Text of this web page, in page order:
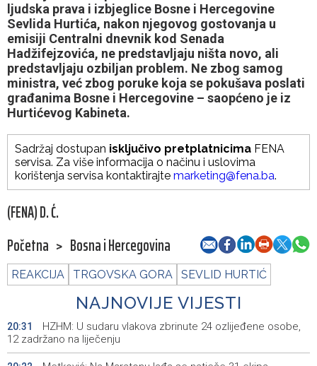
ljudska prava i izbjeglice Bosne i Hercegovine
Sevlida Hurtića, nakon njegovog gostovanja u
emisiji Centralni dnevnik kod Senada
Hadžifejzovića, ne predstavljaju ništa novo, ali
predstavljaju ozbiljan problem. Ne zbog samog
ministra, već zbog poruke koja se pokušava poslati
građanima Bosne i Hercegovine – saopćeno je iz
Hurtićevog Kabineta.
Sadržaj dostupan isključivo pretplatnicima FENA
servisa. Za više informacija o načinu i uslovima
korištenja servisa kontaktirajte marketing@fena.ba.
(FENA) D. Ć.
Početna > Bosna i Hercegovina
REAKCIJA TRGOVSKA GORA SEVLID HURTIĆ
NAJNOVIJE VIJESTI
20:31
HZHM: U sudaru vlakova zbrinute 24 ozlijeđene osobe,
12 zadržano na liječenju